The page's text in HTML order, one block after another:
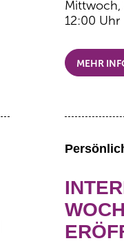
Mittwoch,
12:00 Uhr
MEHR